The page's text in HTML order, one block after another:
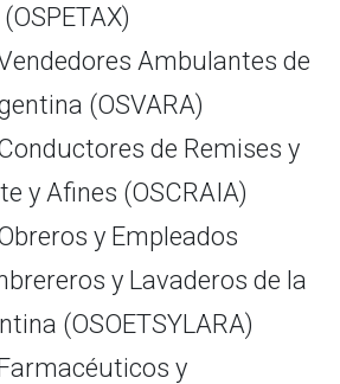
Ambulantes de
(OSVARA)
de Remises y
y Afines (OSCRAIA)
y Empleados
y Lavaderos de la
(OSOETSYLARA)
y